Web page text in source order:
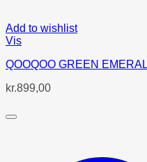
Add to wishlist
Vis
QOOQOO GREEN
kr.899,00